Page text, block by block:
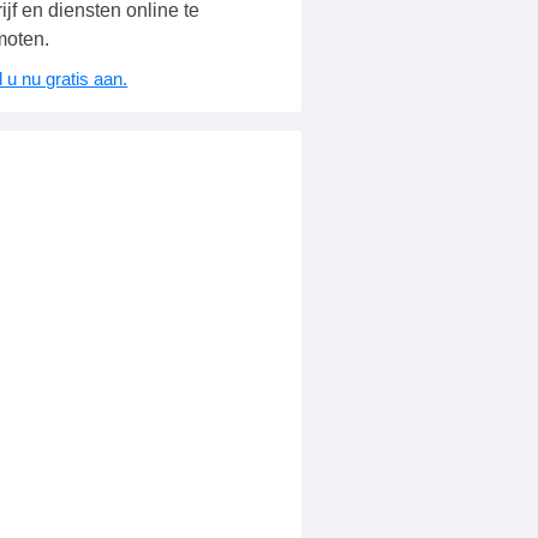
en diensten online te
u nu gratis aan.